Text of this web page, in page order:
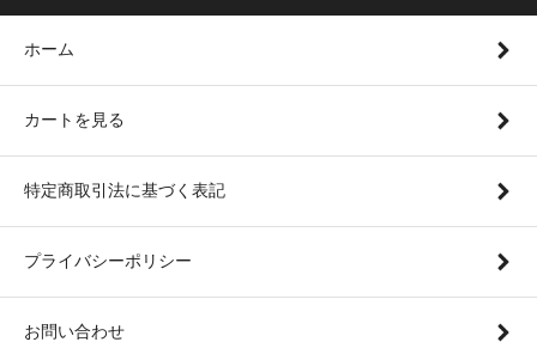
ホーム
カートを見る
特定商取引法に基づく表記
プライバシーポリシー
お問い合わせ